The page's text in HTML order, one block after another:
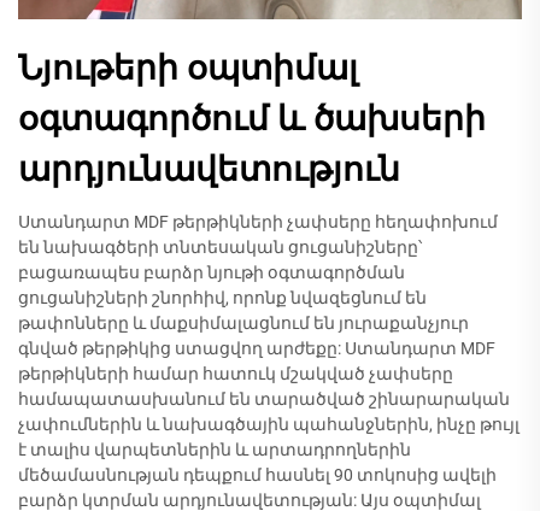
Նյութերի օպտիմալ
օգտագործում և ծախսերի
արդյունավետություն
Ստանդարտ MDF թերթիկների չափսերը հեղափոխում
են նախագծերի տնտեսական ցուցանիշները՝
բացառապես բարձր նյութի օգտագործման
ցուցանիշների շնորհիվ, որոնք նվազեցնում են
թափոնները և մաքսիմալացնում են յուրաքանչյուր
գնված թերթիկից ստացվող արժեքը: Ստանդարտ MDF
թերթիկների համար հատուկ մշակված չափսերը
համապատասխանում են տարածված շինարարական
չափումներին և նախագծային պահանջներին, ինչը թույլ
է տալիս վարպետներին և արտադրողներին
մեծամասնության դեպքում հասնել 90 տոկոսից ավելի
բարձր կտրման արդյունավետության: Այս օպտիմալ